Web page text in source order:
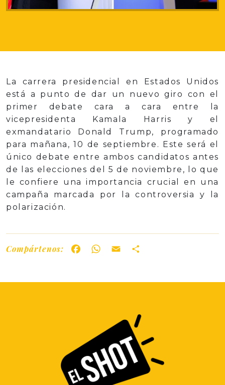
La carrera presidencial en Estados Unidos
está a punto de dar un nuevo giro con el
primer debate cara a cara entre la
vicepresidenta Kamala Harris y el
exmandatario Donald Trump, programado
para mañana, 10 de septiembre. Este será el
único debate entre ambos candidatos antes
de las elecciones del 5 de noviembre, lo que
le confiere una importancia crucial en una
campaña marcada por la controversia y la
polarización.
Compártenos: FacebookWhatsApp
Email